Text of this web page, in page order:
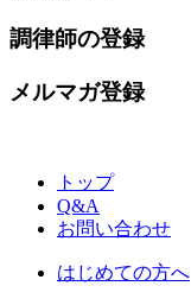
調律師の登録
メルマガ登録
トップ
Q&A
お問い合わせ
はじめての方へ